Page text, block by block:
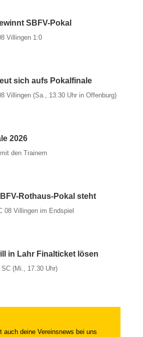
SBFV-Pokal
Villingen 1:0
sich aufs Pokalfinale
Villingen (Sa., 13.30 Uhr in Offenburg)
2026
den Trainern
Rothaus-Pokal steht
08 Villingen im Endspiel
in Lahr Finalticket lösen
(Mi., 17.30 Uhr)
auch deine Vereinsnews bei uns